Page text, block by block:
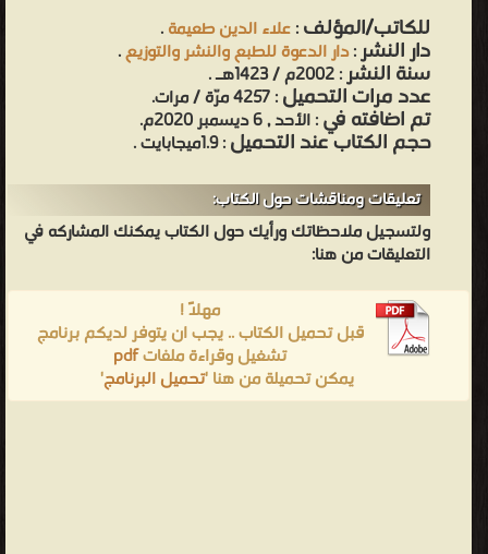
للكاتب/المؤلف:علاء الدين طعيمة.
دار النشر:دار الدعوة للطبع والنشر والتوزيع.
سنة النشر: 2002م / 1423هـ .
عدد مرات التحميل: 4257 مرّة / مرات.
تم اضافته في: الأحد , 6 ديسمبر 2020م.
حجم الكتاب عند التحميل: 1.9ميجابايت .
تعليقات ومناقشات حول الكتاب:
ولتسجيل ملاحظاتك ورأيك حول الكتاب يمكنك المشاركه في
التعليقات من هنا:
مهلاً !
قبل تحميل الكتاب .. يجب ان يتوفر لديكم برنامج
تشغيل وقراءة ملفاتpdf
يمكن تحميلة من هنا 'تحميل البرنامج'